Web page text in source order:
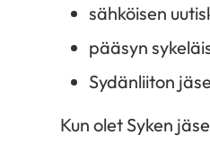
sähköisen
pääsyn
Sydänliiton
Kun olet Syken